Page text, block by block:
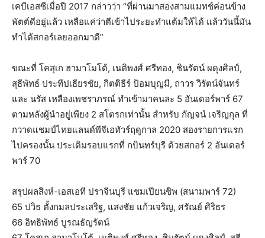
เคบีเอสซีเมื่อปี 2017 กล่าวว่า “ที่ผ่านมาสองสามแมทช์ค่อนข้าง
พัตต์ดีอยู่แล้ว เหลือแค่ว่าตีเข้าไประยะทำแต้มให้ได้ แล้ววันนี้มัน
ทำได้สกอร์เลยออกมาดี”
ขณะที่ โคสุเก ฮามาโมโต้, เนติพงศ์ ศรีทอง, ชินรัตน์ ผดุงศิลป์,
สุธีพัทธ์ ประทีปเธียรชัย, กิตติธีร์ ป้อมบุญมี, ถาวร วิรัตน์จันทร์
และ นรัส เหลืองเพชราภรณ์ ทำเข้ามาคนละ 5 อันเดอร์พาร์ 67
ตามหลังผู้นำอยู่เพียง 2 สโตรกเท่านั้น สำหรับ กัญจน์ เจริญกุล ที่
กวาดแชมป์ไทยแลนด์พีจีเอทัวร์ฤดูกาล 2020 สองรายการแรก
ไปครองนั้น ประเดิมรอบแรกที่ กบินทร์บุรี ด้วยสกอร์ 2 อันเดอร์
พาร์ 70
สรุปผลสิงห์-เอสเอที ปราจีนบุรี แชมเปียนชิพ (สนามพาร์ 72)
65 ปวิธ ตั้งกมลประเสริฐ, แสงชัย แก้วเจริญ, ศรัณย์ ศิริธร
66 อิทธิพัทธ์ บูรณธัญรัตน์